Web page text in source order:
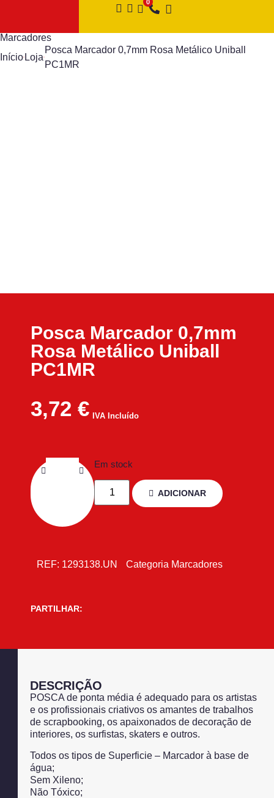
Marcadores
Início Loja
Posca Marcador 0,7mm Rosa Metálico Uniball
PC1MR
Posca Marcador 0,7mm
Rosa Metálico Uniball
PC1MR
3,72 € IVA Incluído
Em stock
ADICIONAR
REF: 1293138.UN Categoria Marcadores
PARTILHAR:
DESCRIÇÃO
POSCA de ponta média é adequado para os artistas
e os profissionais criativos os amantes de trabalhos
de scrapbooking, os apaixonados de decoração de
interiores, os surfistas, skaters e outros.
Todos os tipos de Superficie – Marcador à base de
água;
Sem Xileno;
Não Tóxico;